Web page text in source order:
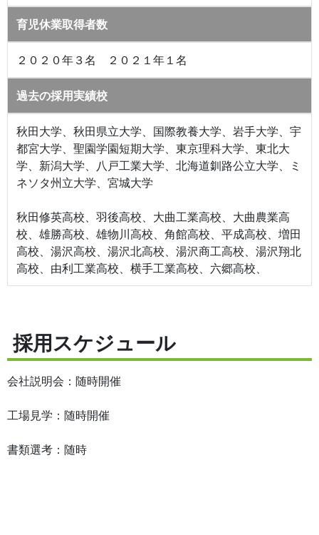
育児休業取得者数
２０２０年３名 ２０２１年１名
過去の採用実績校
秋田大学、秋田県立大学、国際教養大学、岩手大学、宇
都宮大学、聖園学園短期大学、東京理科大学、東北大
学、新潟大学、八戸工業大学、北海道釧路公立大学、ミ
ネソタ州立大学、宮城大学
秋田修英高校、羽後高校、大曲工業高校、大曲農業高
校、雄勝高校、雄物川高校、角館高校、平成高校、増田
高校、湯沢高校、湯沢北高校、湯沢商工高校、湯沢翔北
高校、由利工業高校、横手工業高校、六郷高校、
採用スケジュール
会社説明会：随時開催
工場見学：随時開催
書類選考：随時